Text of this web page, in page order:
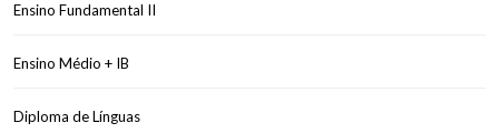
Ensino Fundamental II
Ensino Médio + IB
Diploma de Línguas